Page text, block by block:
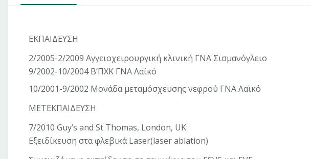
ΕΚΠΑΙΔΕΥΣΗ
2/2005-2/2009 Αγγειοχειρουργική κλινική ΓΝΑ Σισμανόγλειο
9/2002-10/2004 Β’ΠΧΚ ΓΝΑ Λαϊκό
10/2001-9/2002 Μονάδα μεταμόσχευσης νεφρού ΓΝΑ Λαϊκό
ΜΕΤΕΚΠΑΙΔΕΥΣΗ
7/2010 Guy’s and St Thomas, London, UK
Εξειδίκευση στα φλεβικά Laser(laser ablation)